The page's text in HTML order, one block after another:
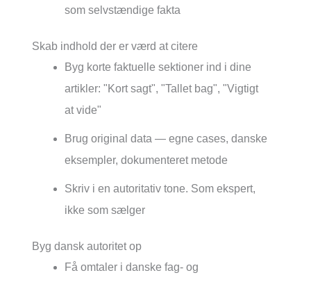
som selvstændige fakta
Skab indhold der er værd at citere
Byg korte faktuelle sektioner ind i dine
artikler: "Kort sagt", "Tallet bag", "Vigtigt
at vide"
Brug original data — egne cases, danske
eksempler, dokumenteret metode
Skriv i en autoritativ tone. Som ekspert,
ikke som sælger
Byg dansk autoritet op
Få omtaler i danske fag- og